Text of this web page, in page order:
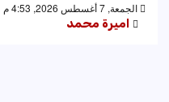
الجمعة, 7 أغسطس 2026, 4:53 م
اميرة محمد